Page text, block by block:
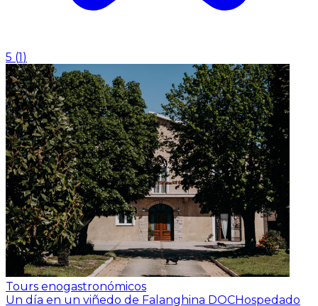
5 (1)
Tours enogastronómicos
Un día en un viñedo de Falanghina DOCHospedado